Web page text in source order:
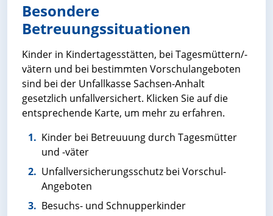
Besondere
Betreuungssituationen
Kinder in Kindertagesstätten, bei Tagesmüttern/-
vätern und bei bestimmten Vorschulangeboten
sind bei der Unfallkasse Sachsen-Anhalt
gesetzlich unfallversichert. Klicken Sie auf die
entsprechende Karte, um mehr zu erfahren.
Kinder bei Betreuuung durch Tagesmütter
und -väter
Unfallversicherungsschutz bei Vorschul-
Angeboten
Besuchs- und Schnupperkinder